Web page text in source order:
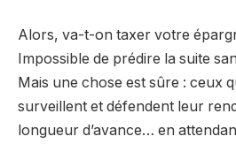
Alors, va-t-on taxer votre
Impossible de prédire la suite
Mais une chose est sûre : ceux
surveillent et défendent leur
longueur d’avance… en